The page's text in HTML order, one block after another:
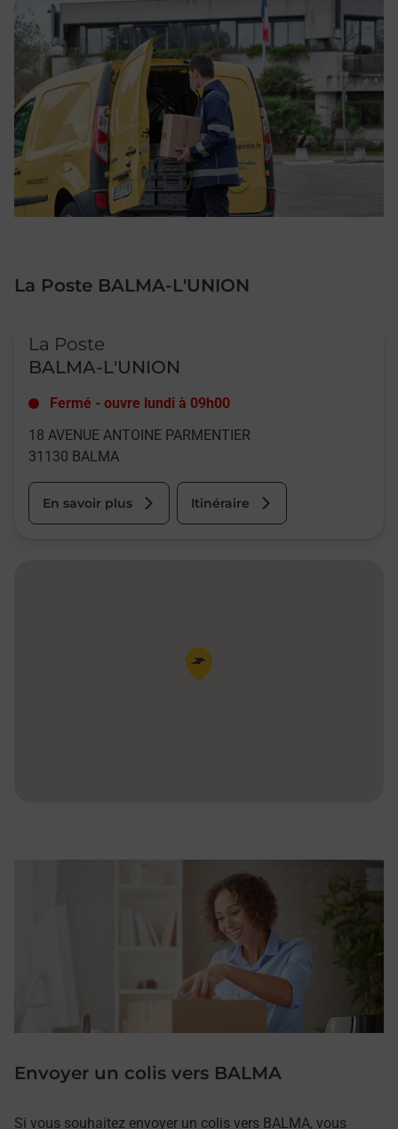
La Poste BALMA-L'UNION
La Poste
BALMA-L'UNION
Fermé - ouvre lundi à 09h00
18 AVENUE ANTOINE PARMENTIER
31130 BALMA
En savoir plus Itinéraire
Pin de la carte
Envoyer un colis vers BALMA
Si vous souhaitez envoyer un colis vers BALMA, vous